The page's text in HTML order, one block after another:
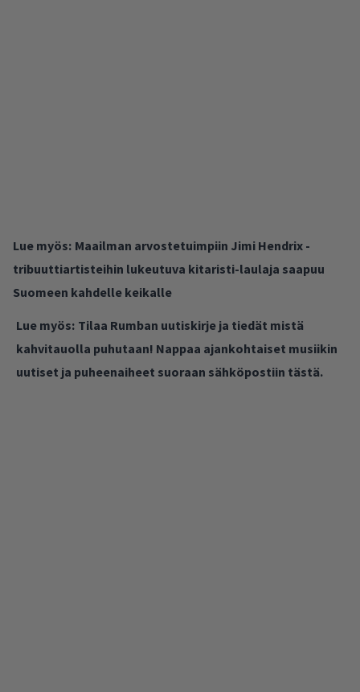
Lue myös: Maailman arvostetuimpiin Jimi Hendrix -
tribuuttiartisteihin lukeutuva kitaristi-laulaja saapuu
Suomeen kahdelle keikalle
Lue myös: Tilaa Rumban uutiskirje ja tiedät mistä
kahvitauolla puhutaan! Nappaa ajankohtaiset musiikin
uutiset ja puheenaiheet suoraan sähköpostiin tästä.